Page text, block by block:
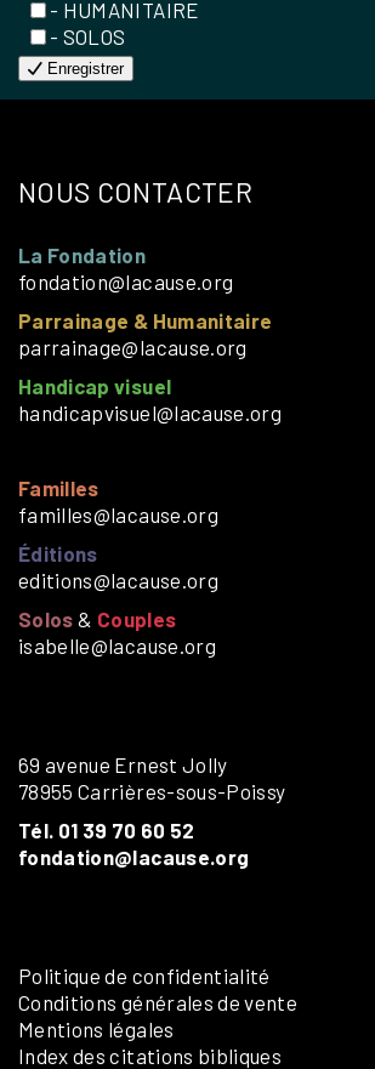
- HUMANITAIRE
- SOLOS
Enregistrer
NOUS CONTACTER
La Fondation
fondation@lacause.org
Parrainage & Humanitaire
parrainage@lacause.org
Handicap visuel
handicapvisuel@lacause.org
Familles
familles@lacause.org
Éditions
editions@lacause.org
Solos & Couples
isabelle@lacause.org
69 avenue Ernest Jolly
78955 Carrières-sous-Poissy
Tél. 01 39 70 60 52
fondation@lacause.org
Politique de confidentialité
Conditions générales de vente
Mentions légales
Index des citations bibliques